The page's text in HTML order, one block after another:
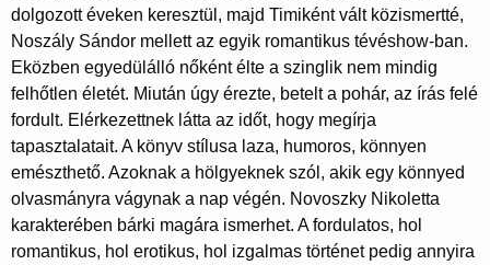
dolgozott éveken keresztül, majd Timiként vált közismertté,
Noszály Sándor mellett az egyik romantikus tévéshow-ban.
Eközben egyedülálló nőként élte a szinglik nem mindig
felhőtlen életét. Miután úgy érezte, betelt a pohár, az írás felé
fordult. Elérkezettnek látta az időt, hogy megírja
tapasztalatait. A könyv stílusa laza, humoros, könnyen
emészthető. Azoknak a hölgyeknek szól, akik egy könnyed
olvasmányra vágynak a nap végén. Novoszky Nikoletta
karakterében bárki magára ismerhet. A fordulatos, hol
romantikus, hol erotikus, hol izgalmas történet pedig annyira